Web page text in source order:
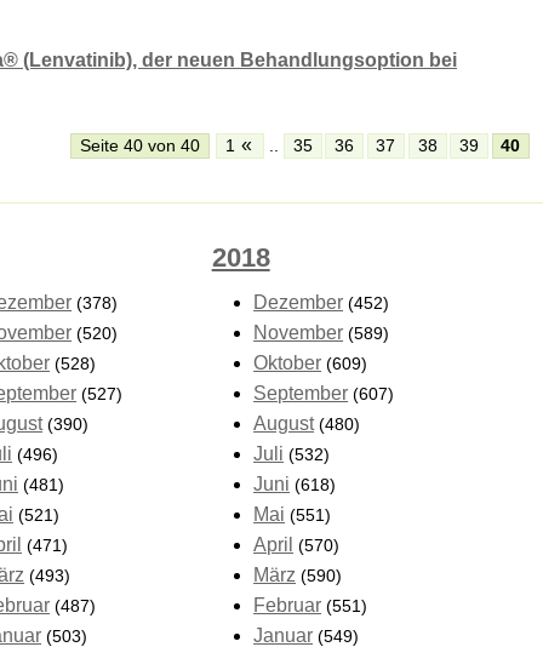
(Lenvatinib), der neuen Behandlungsoption bei
Seite 40 von 40 1 « .. 35 36 37 38 39 40
(378)
(520)
(528)
(527)
(390)
(496)
(481)
(521)
(471)
(493)
(487)
(503)
2018
Dezember (452)
November (589)
Oktober (609)
September (607)
August (480)
Juli (532)
Juni (618)
Mai (551)
April (570)
März (590)
Februar (551)
Januar (549)